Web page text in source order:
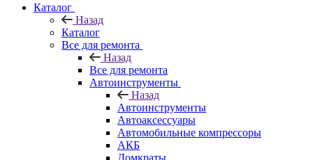
Каталог
Назад
Каталог
Все для ремонта
Назад
Все для ремонта
Автоинструменты
Назад
Автоинструменты
Автоаксессуары
Автомобильные компрессоры
АКБ
Домкраты